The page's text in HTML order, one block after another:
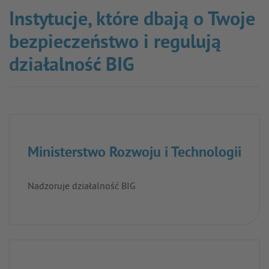
Instytucje, które dbają o Twoje
bezpieczeństwo i regulują
działalność BIG
Ministerstwo Rozwoju i Technologii
Nadzoruje działalność BIG